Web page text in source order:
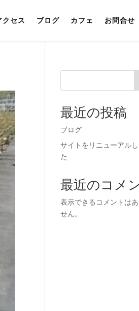
クセス ブログ カフェ お問合せ
最近の投稿
ブログ
サイトをリニューアル
た
最近のコメ
表示できるコメントはあ
せん。